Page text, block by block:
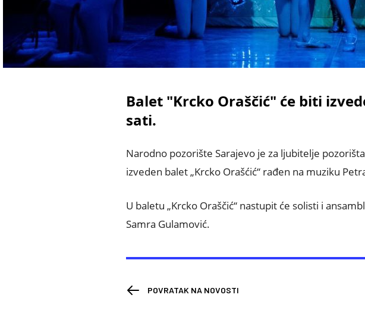
Balet "Krcko Oraščić" će biti
sati.
Narodno pozorište Sarajevo je za ljubitelje
izveden balet „Krcko Orašćić“ rađen na muziku
U baletu „Krcko Oraščić“ nastupit će solisti i
Samra Gulamović.
POVRATAK NA NOVOSTI